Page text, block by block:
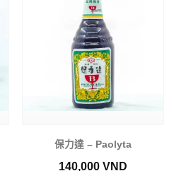
保力達 – Paolyta
140,000 VND